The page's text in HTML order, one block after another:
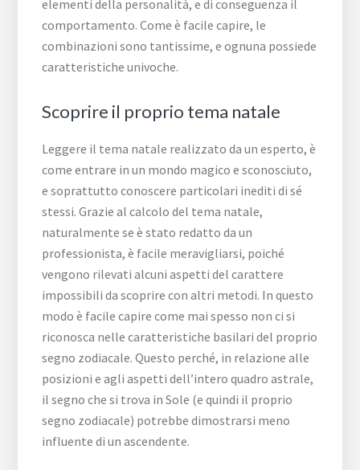
elementi della personalità, e di conseguenza il
comportamento. Come è facile capire, le
combinazioni sono tantissime, e ognuna possiede
caratteristiche univoche.
Scoprire il proprio tema natale
Leggere il tema natale realizzato da un esperto, è
come entrare in un mondo magico e sconosciuto,
e soprattutto conoscere particolari inediti di sé
stessi. Grazie al calcolo del tema natale,
naturalmente se è stato redatto da un
professionista, è facile meravigliarsi, poiché
vengono rilevati alcuni aspetti del carattere
impossibili da scoprire con altri metodi. In questo
modo è facile capire come mai spesso non ci si
riconosca nelle caratteristiche basilari del proprio
segno zodiacale. Questo perché, in relazione alle
posizioni e agli aspetti dell’intero quadro astrale,
il segno che si trova in Sole (e quindi il proprio
segno zodiacale) potrebbe dimostrarsi meno
influente di un ascendente.